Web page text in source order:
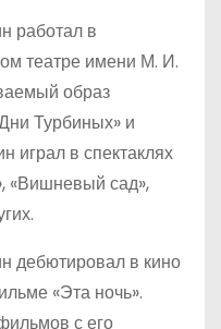
работал в
театре имени М. И.
образ
Турбиных» и
играл в спектаклях
«Вишневый сад»,
дебютировал в кино
«Эта ночь».
с его